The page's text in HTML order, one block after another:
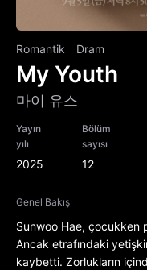
Romantik Dram
My Youth
마이 유스
Yayın
yılı
2025
Bölüm
sayısı
12
Genel Bakış
Sunwoo Hae, çocukken
Ancak etrafındaki
kaybetti. Zorlukların